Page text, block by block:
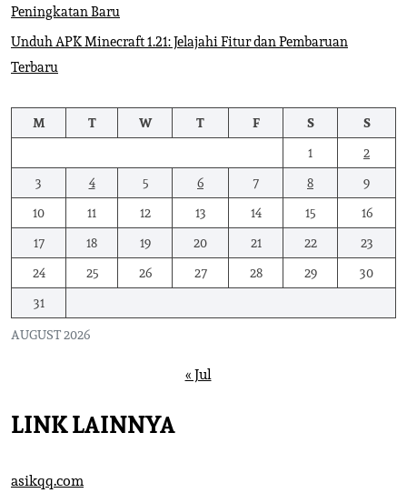
Peningkatan Baru
Unduh APK Minecraft 1.21: Jelajahi Fitur dan Pembaruan
Terbaru
AUGUST 2026
M T W T F S
S
1
2
3
4 5 6 7 8
9
10
11 12 13 14 15
16
17
18 19 20 21 22
23
24
25 26 27 28 29
30
31
« Jul
LINK LAINNYA
asikqq.com